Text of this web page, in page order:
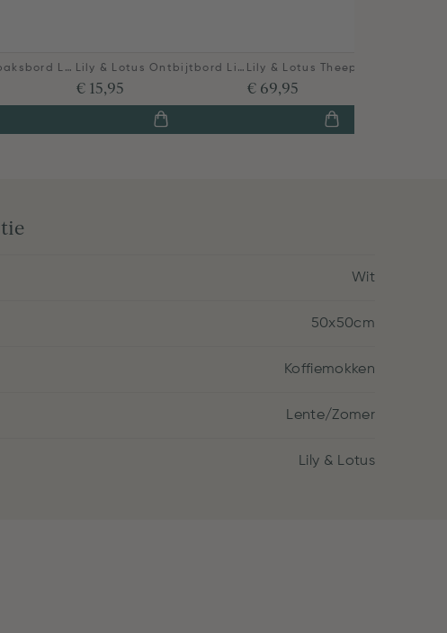
Lily & Lotus Gebaksbord Lila 17cm Lily & Lotus Ontbijtbord Lila 23cm
€ 15,95 € 69,95
Wit
50x50cm
Koffiemokken
Lente/Zomer
Lily & Lotus